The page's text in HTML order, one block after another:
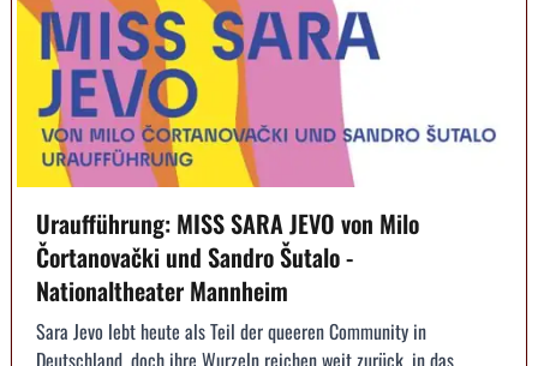
Uraufführung: MISS SARA JEVO von Milo
Čortanovački und Sandro Šutalo -
Nationaltheater Mannheim
Sara Jevo lebt heute als Teil der queeren Community in
Deutschland, doch ihre Wurzeln reichen weit zurück, in das